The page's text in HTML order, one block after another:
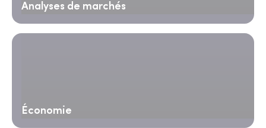
Analyses de marchés
Économie